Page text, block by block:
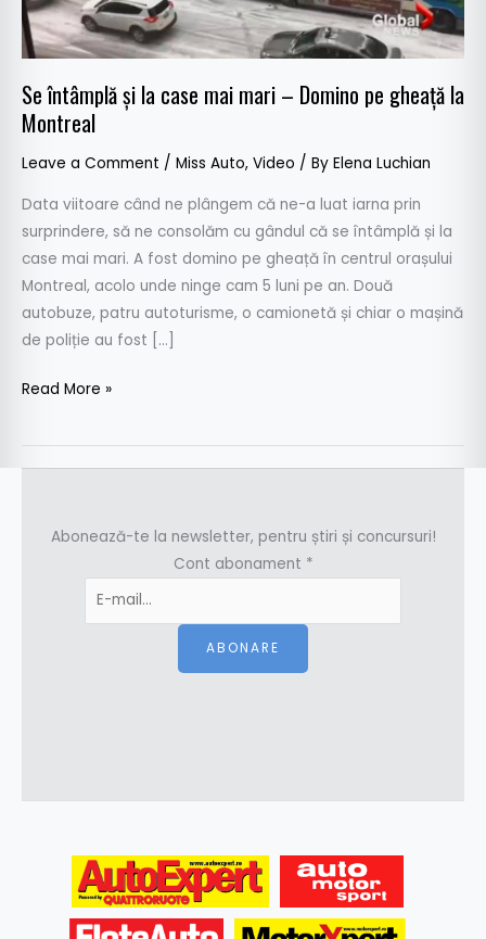
Se întâmplă și la case mai mari – Domino pe gheață la
Montreal
Leave a Comment / Miss Auto, Video / By Elena Luchian
Data viitoare când ne plângem că ne-a luat iarna prin
surprindere, să ne consolăm cu gândul că se întâmplă și la
case mai mari. A fost domino pe gheață în centrul orașului
Montreal, acolo unde ninge cam 5 luni pe an. Două
autobuze, patru autoturisme, o camionetă și chiar o mașină
de poliție au fost […]
–
Domino
pe
gheață
la
Read More »
Abonează-te la newsletter, pentru știri și concursuri!
Cont abonament *
ABONARE